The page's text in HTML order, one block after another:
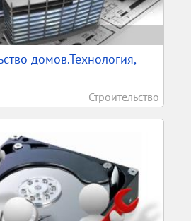
домов.Технология,
Строительство